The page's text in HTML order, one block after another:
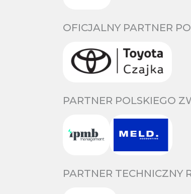
OFICJALNY PARTNER
PARTNER POLSKIEGO
PARTNER TECHNICZNY